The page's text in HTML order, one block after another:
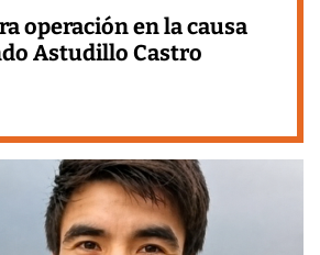
operación en la causa
Astudillo Castro